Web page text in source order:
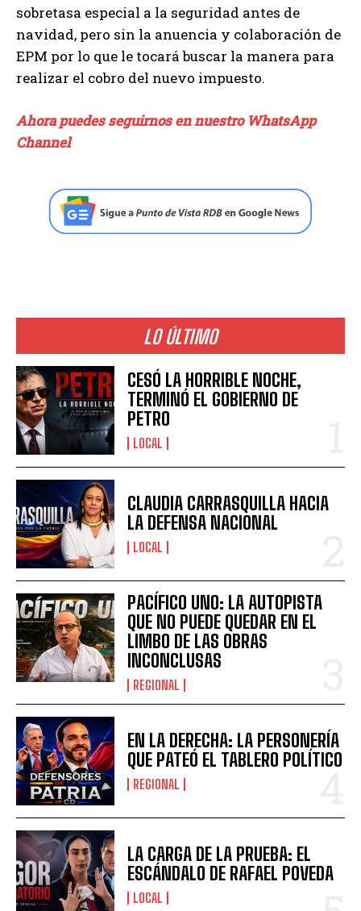
sobretasa especial a la seguridad antes de
navidad, pero sin la anuencia y colaboración de
EPM por lo que le tocará buscar la manera para
realizar el cobro del nuevo impuesto.
Ahora puedes seguirnos en nuestro WhatsApp
Channel
LO ÚLTIMO
CESÓ LA HORRIBLE NOCHE,
TERMINÓ EL GOBIERNO DE
PETRO
LOCAL
CLAUDIA CARRASQUILLA HACIA
LA DEFENSA NACIONAL
LOCAL
PACÍFICO UNO: LA AUTOPISTA
QUE NO PUEDE QUEDAR EN EL
LIMBO DE LAS OBRAS
INCONCLUSAS
REGIONAL
EN LA DERECHA: LA PERSONERÍA
QUE PATEÓ EL TABLERO POLÍTICO
REGIONAL
LA CARGA DE LA PRUEBA: EL
ESCÁNDALO DE RAFAEL POVEDA
LOCAL